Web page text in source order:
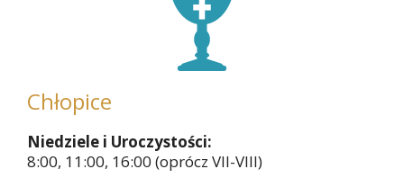
Chłopice
Niedziele i Uroczystości:
8:00, 11:00, 16:00 (oprócz VII-VIII)